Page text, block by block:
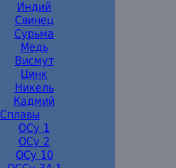
Индий
Свинец
Сурьма
Медь
Висмут
Цинк
Никель
Кадмий
Сплавы
ОСу 1
ОСу 2
ОСу 10